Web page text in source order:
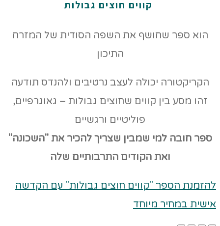
קווים חוצים גבולות
הוא ספר שחושף את השפה הסודית של המזרח
התיכון
הקריקטורה יכולה לעצב נרטיבים ולהנדס תודעה
זהו מסע בין קווים שחוצים גבולות – גאוגרפיים,
פוליטיים ורגשיים
ספר חובה למי שמבין שצריך להכיר את "השכונה"
ואת הקודים התרבותיים שלה
להזמנת הספר "קווים חוצים גבולות" עם הקדשה
אישית במחיר מיוחד